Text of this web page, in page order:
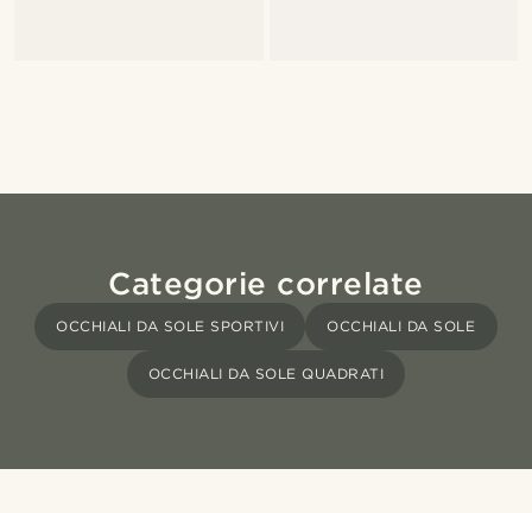
Categorie correlate
OCCHIALI DA SOLE SPORTIVI OCCHIALI DA SOLE
OCCHIALI DA SOLE QUADRATI